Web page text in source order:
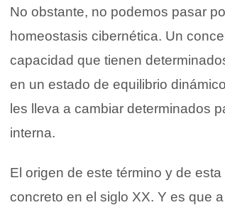
No obstante, no podemos pasar
homeostasis cibernética. Un
capacidad que tienen
en un estado de equilibrio
les lleva a cambiar determinados
interna.
El origen de este término y de
concreto en el siglo XX. Y es que